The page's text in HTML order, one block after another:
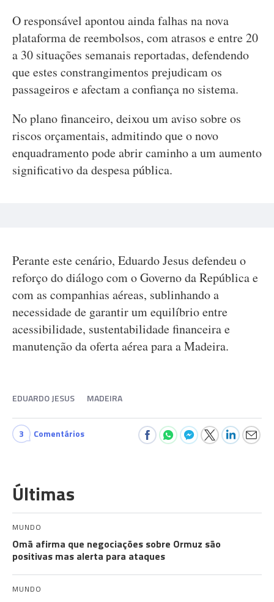
O responsável apontou ainda falhas na nova
plataforma de reembolsos, com atrasos e entre 20
a 30 situações semanais reportadas, defendendo
que estes constrangimentos prejudicam os
passageiros e afectam a confiança no sistema.
No plano financeiro, deixou um aviso sobre os
riscos orçamentais, admitindo que o novo
enquadramento pode abrir caminho a um aumento
significativo da despesa pública.
Perante este cenário, Eduardo Jesus defendeu o
reforço do diálogo com o Governo da República e
com as companhias aéreas, sublinhando a
necessidade de garantir um equilíbrio entre
acessibilidade, sustentabilidade financeira e
manutenção da oferta aérea para a Madeira.
EDUARDO JESUS MADEIRA
3 Comentários
Últimas
MUNDO
Omã afirma que negociações sobre Ormuz são
positivas mas alerta para ataques
MUNDO